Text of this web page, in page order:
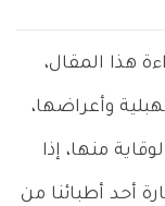
هذا المقال،
وأعراضها،
منها، إذا
أحد أطبائنا من